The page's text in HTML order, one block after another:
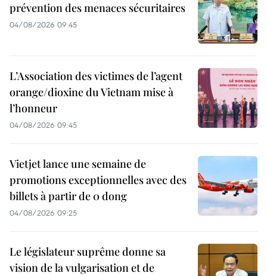
prévention des menaces sécuritaires
04/08/2026 09:45
L’Association des victimes de l’agent
orange/dioxine du Vietnam mise à
l’honneur
04/08/2026 09:45
Vietjet lance une semaine de
promotions exceptionnelles avec des
billets à partir de 0 dong
04/08/2026 09:25
Le législateur suprême donne sa
vision de la vulgarisation et de